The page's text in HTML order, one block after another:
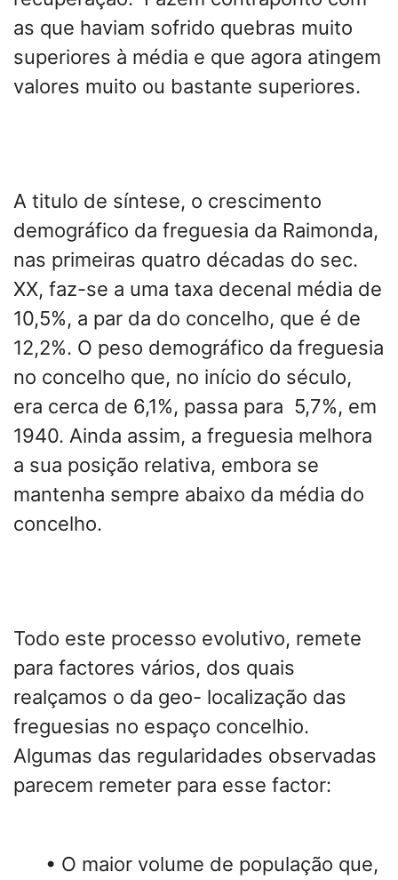
as que haviam sofrido quebras muito
superiores à média e que agora atingem
valores muito ou bastante superiores.
A titulo de síntese, o crescimento
demográfico da freguesia da Raimonda,
nas primeiras quatro décadas do sec.
XX, faz-se a uma taxa decenal média de
10,5%, a par da do concelho, que é de
12,2%. O peso demográfico da freguesia
no concelho que, no início do século,
era cerca de 6,1%, passa para 5,7%, em
1940. Ainda assim, a freguesia melhora
a sua posição relativa, embora se
mantenha sempre abaixo da média do
concelho.
Todo este processo evolutivo, remete
para factores vários, dos quais
realçamos o da geo- localização das
freguesias no espaço concelhio.
Algumas das regularidades observadas
parecem remeter para esse factor:
• O maior volume de população que,